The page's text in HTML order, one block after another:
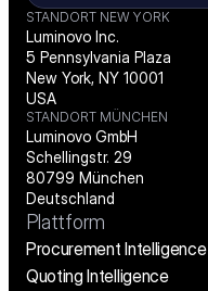
STANDORT NEW YORK
Luminovo Inc.
5 Pennsylvania Plaza
New York, NY 10001
USA
STANDORT MÜNCHEN
Luminovo GmbH
Schellingstr. 29
80799 München
Deutschland
Plattform
Procurement Intelligence
Quoting Intelligence